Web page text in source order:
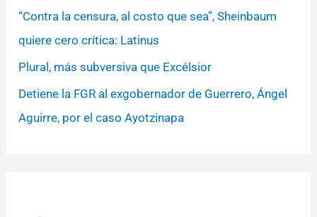
“Contra la censura, al costo que sea”, Sheinbaum
quiere cero crítica: Latinus
Plural, más subversiva que Excélsior
Detiene la FGR al exgobernador de Guerrero, Ángel
Aguirre, por el caso Ayotzinapa